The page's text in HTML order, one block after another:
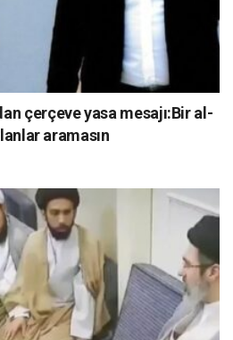
çerçeve yasa mesajı:Bir al-
aramasın